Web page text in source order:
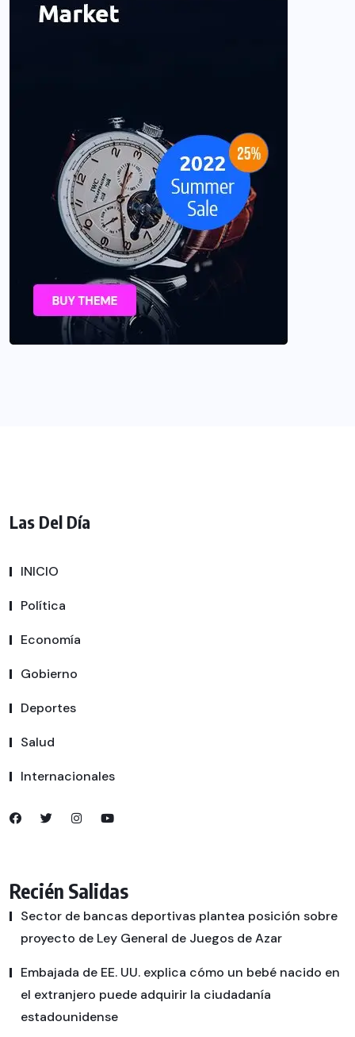
Las Del Día
INICIO
Política
Economía
Gobierno
Deportes
Salud
Internacionales
Recién Salidas
Sector de bancas deportivas plantea posición sobre
proyecto de Ley General de Juegos de Azar
Embajada de EE. UU. explica cómo un bebé nacido en
el extranjero puede adquirir la ciudadanía
estadounidense